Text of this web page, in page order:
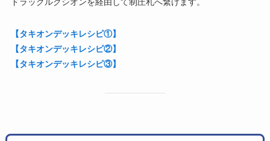
【タキオンデッキレシピ①】
【タキオンデッキレシピ②】
【タキオンデッキレシピ③】